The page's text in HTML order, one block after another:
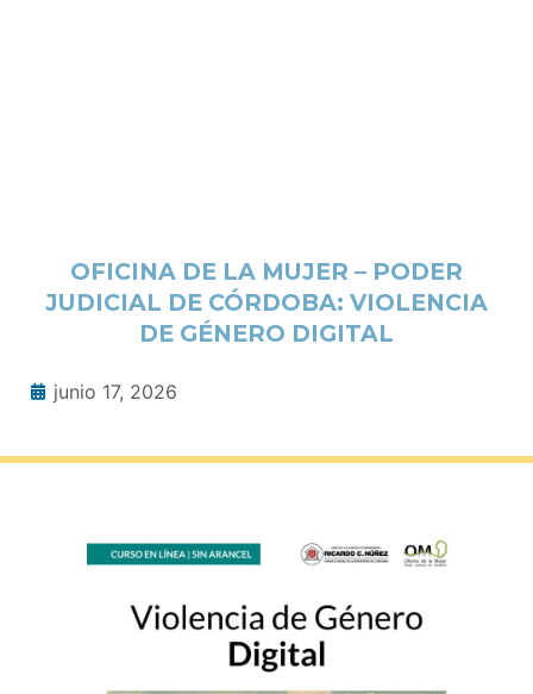
OFICINA DE LA MUJER – PODER
JUDICIAL DE CÓRDOBA: VIOLENCIA
DE GÉNERO DIGITAL
junio 17, 2026